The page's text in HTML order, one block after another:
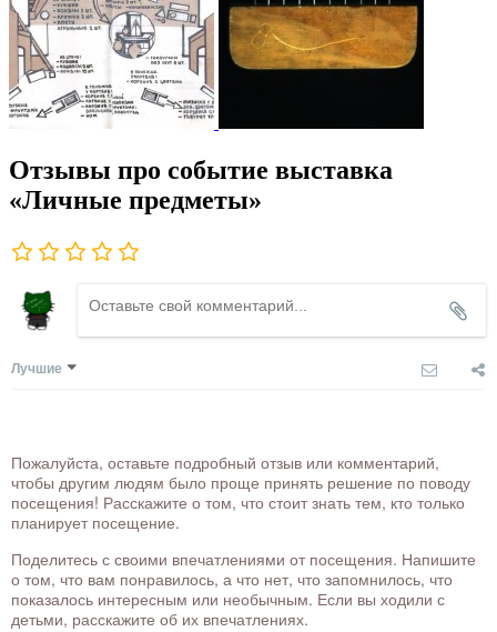
Отзывы про событие выставка
«Личные предметы»
Лучшие
Пожалуйста, оставьте подробный отзыв или комментарий,
чтобы другим людям было проще принять решение по поводу
посещения! Расскажите о том, что стоит знать тем, кто только
планирует посещение.
Поделитесь с своими впечатлениями от посещения. Напишите
о том, что вам понравилось, а что нет, что запомнилось, что
показалось интересным или необычным. Если вы ходили с
детьми, расскажите об их впечатлениях.